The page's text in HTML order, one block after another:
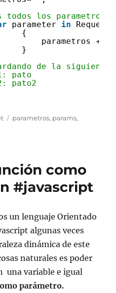
todos los parametros
parameter in
{
parametros +=
}
de la siguiente
pato
pato2
Etiquetas
parametros, params,
como
#javascript
un lenguaje Orientado
algunas veces
dinámica de este
naturales es poder
una variable e igual
parámetro.